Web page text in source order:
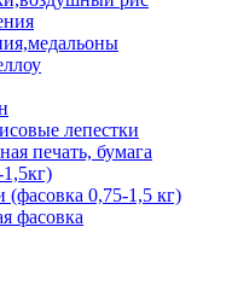
лепестки
печать, бумага
0,75-1,5 кг)
фасовка